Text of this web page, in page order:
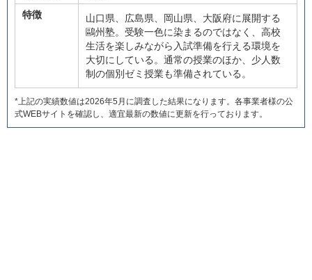
特徴
山口県、広島県、岡山県、大阪府に展開する
鷗州塾。受験一色に染まるのではなく、高校
生活を楽しみながら入試準備を行える環境を
大切にしている。通常の授業のほか、少人数
制の個別ゼミ授業も準備されている。
*上記の実績数値は2026年5月に調査した結果になります。各事業者様の公
式WEBサイトを確認し、適宜最新の数値に更新を行っております。